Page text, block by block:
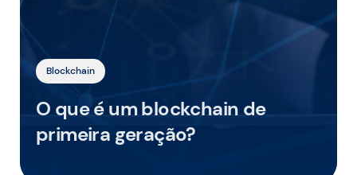
Blockchain
O que é um blockchain de
primeira geração?